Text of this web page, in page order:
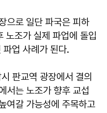
으로 일단 파국은 피하
노조가 실제 파업에 돌입
업 사례가 된다.
판교역 광장에서 결의
서는 노조가 향후 교섭
여갈 가능성에 주목하고